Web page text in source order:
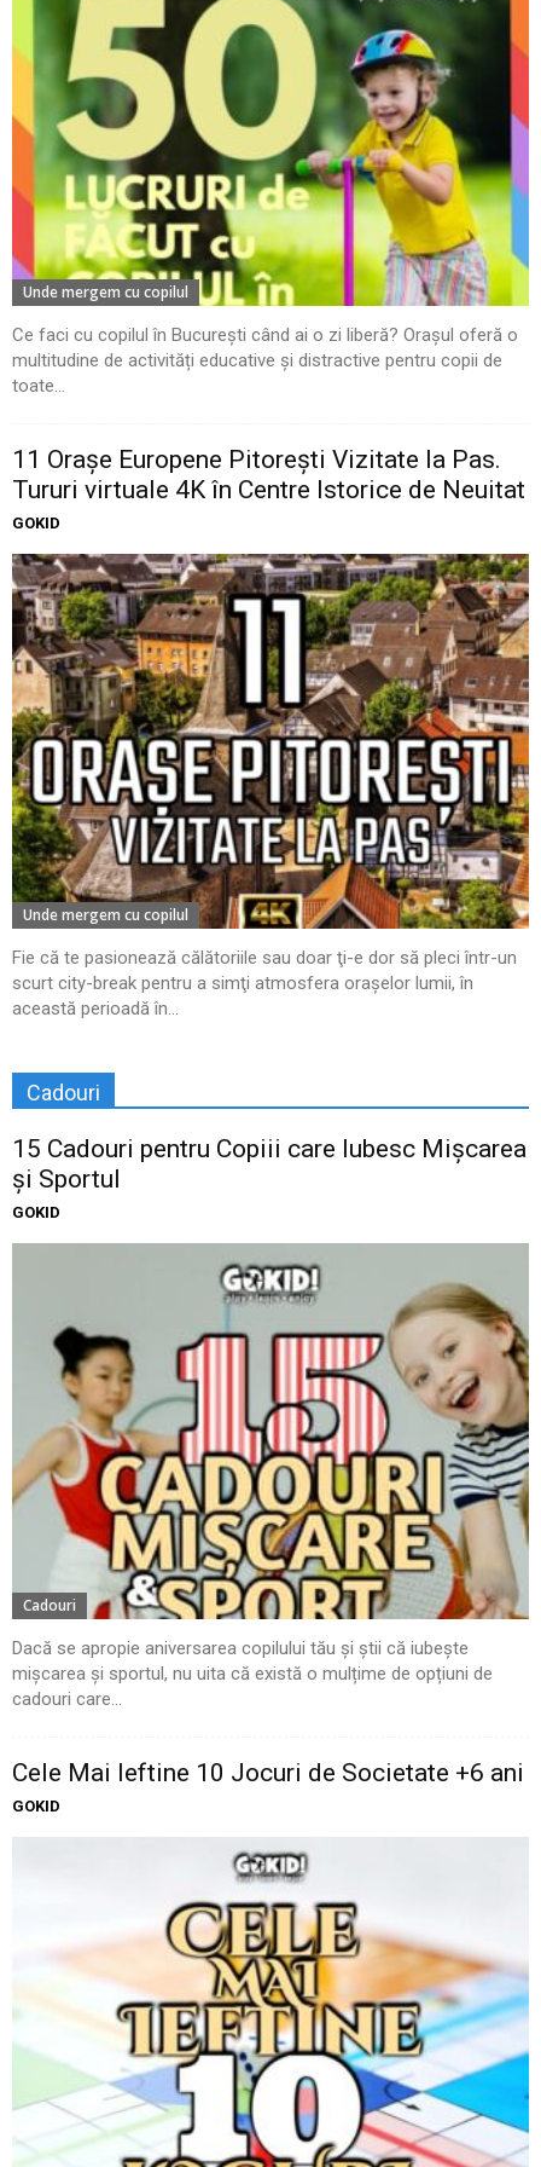
Unde mergem cu copilul
Ce faci cu copilul în București când ai o zi liberă? Orașul oferă o
multitudine de activități educative și distractive pentru copii de
toate...
11 Oraşe Europene Pitoreşti Vizitate la Pas.
Tururi virtuale 4K în Centre Istorice de Neuitat
GOKID
Unde mergem cu copilul
Fie că te pasionează călătoriile sau doar ţi-e dor să pleci într-un
scurt city-break pentru a simţi atmosfera oraşelor lumii, în
această perioadă în...
Cadouri
15 Cadouri pentru Copiii care Iubesc Mișcarea
și Sportul
GOKID
Cadouri
Dacă se apropie aniversarea copilului tău și știi că iubește
mișcarea și sportul, nu uita că există o mulțime de opțiuni de
cadouri care...
Cele Mai Ieftine 10 Jocuri de Societate +6 ani
GOKID